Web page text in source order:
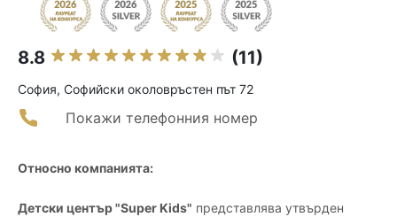
8.8 (11)
София, Софийски околовръстен път 72
Покажи телефонния номер
Относно компанията:
Детски център "Super Kids" представлява утвърден